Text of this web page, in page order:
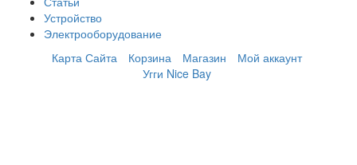
Устройство
Электрооборудование
Карта Сайта
Корзина Магазин
Мой аккаунт
Угги Nice Bay